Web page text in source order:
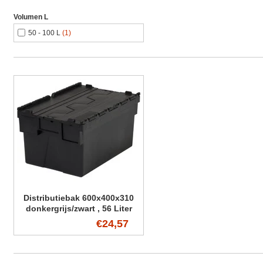
Volumen L
50 - 100 L (1)
Distributiebak 600x400x310
donkergrijs/zwart , 56 Liter
€24,57